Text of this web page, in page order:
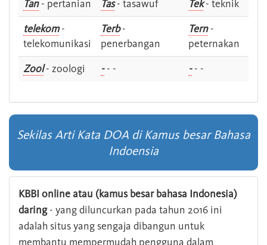
Tan- pertanian Tas- tasawuf Tek- teknik
telekom-
telekomunikasi
Terb-
penerbangan
Tern-
peternakan
Zool- zoologi -- - -- -
Sekilas Arti Kata DOA di Kamus besar Bahasa
Indoensia
KBBI online atau (kamus besar bahasa Indonesia)
daring- yang diluncurkan pada tahun 2016 ini
adalah situs yang sengaja dibangun untuk
membantu mempermudah pengguna dalam